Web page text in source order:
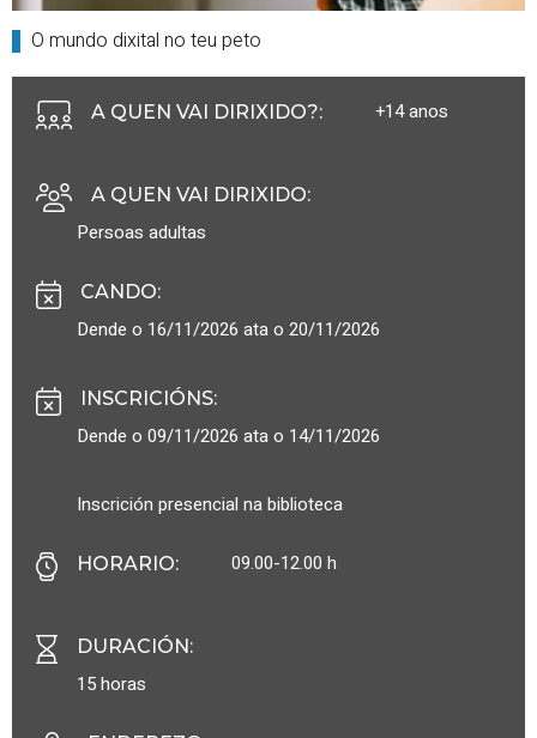
O mundo dixital no teu peto
A QUEN VAI DIRIXIDO?: +14 anos
A QUEN VAI DIRIXIDO:
Persoas adultas
CANDO:
Dende o 16/11/2026 ata o 20/11/2026
INSCRICIÓNS:
Dende o 09/11/2026 ata o 14/11/2026
Inscrición presencial na biblioteca
HORARIO: 09.00-12.00 h
DURACIÓN:
15 horas